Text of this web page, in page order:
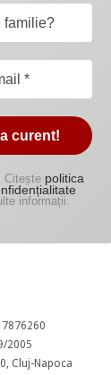
Citește politica
informații.
2005
Cluj-Napoca